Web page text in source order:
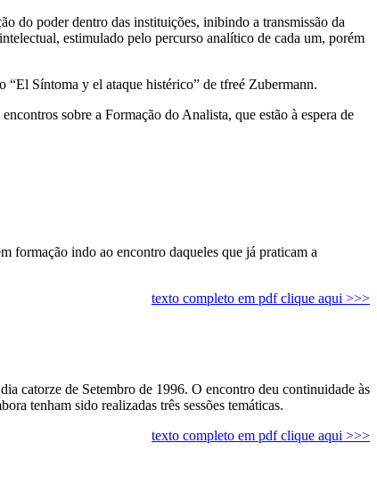
do poder dentro das instituições, inibindo a transmissão da
estimulado pelo percurso analítico de cada um, porém
“El Síntoma y el ataque histérico” de tfreé Zubermann.
sobre a Formação do Analista, que estão à espera de
formação indo ao encontro daqueles que já praticam a
texto completo em pdf clique aqui >>>
catorze de Setembro de 1996. O encontro deu continuidade às
tenham sido realizadas três sessões temáticas.
texto completo em pdf clique aqui >>>